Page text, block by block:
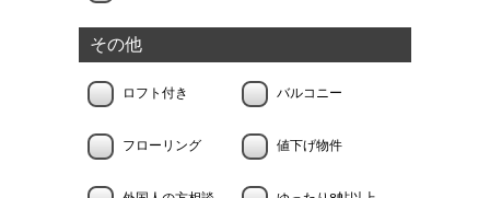
その他
ロフト付き バルコニー
フローリング 値下げ物件